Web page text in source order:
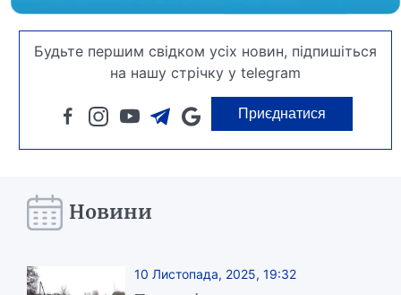
Будьте першим свідком усіх новин, підпишіться
на нашу стрічку у telegram
Приєднатися
Новини
10 Листопада, 2025, 19:32